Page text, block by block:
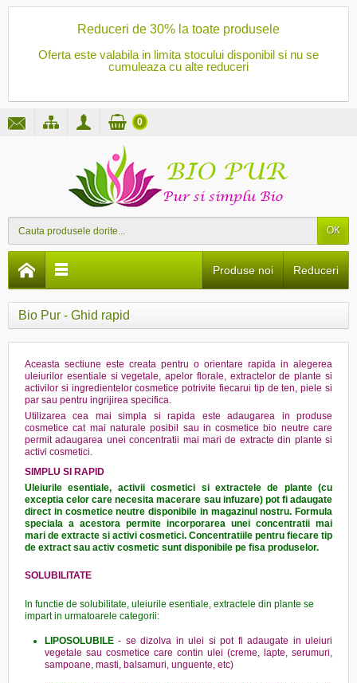
Reduceri de 30% la toate produsele
Oferta este valabila in limita stocului disponibil si nu se
cumuleaza cu alte reduceri
OK
0
Reduceri
Produse noi
Bio Pur - Ghid rapid
Aceasta sectiune este creata pentru o orientare rapida in alegerea
uleiurilor esentiale si vegetale, apelor florale, extractelor de plante si
activilor si ingredientelor cosmetice potrivite fiecarui tip de ten, piele si
par sau pentru ingrijirea specifica.
Utilizarea cea mai simpla si rapida este adaugarea in produse
cosmetice cat mai naturale posibil sau in cosmetice bio neutre care
permit adaugarea unei concentratii mai mari de extracte din plante si
activi cosmetici.
SIMPLU SI RAPID
Uleiurile esentiale, activii cosmetici si extractele de plante (cu
exceptia celor care necesita macerare sau infuzare) pot fi adaugate
direct in cosmetice neutre disponibile in magazinul nostru. Formula
speciala a acestora permite incorporarea unei concentratii mai
mari de extracte si activi cosmetici. Concentratiile pentru fiecare tip
de extract sau activ cosmetic sunt disponibile pe fisa produselor.
SOLUBILITATE
In functie de solubilitate, uleiurile esentiale, extractele din plante se
impart in urmatoarele categorii:
LIPOSOLUBILE - se dizolva in ulei si pot fi adaugate in uleiuri
vegetale sau cosmetice care contin ulei (creme, lapte, serumuri,
sampoane, masti, balsamuri, unguente, etc)